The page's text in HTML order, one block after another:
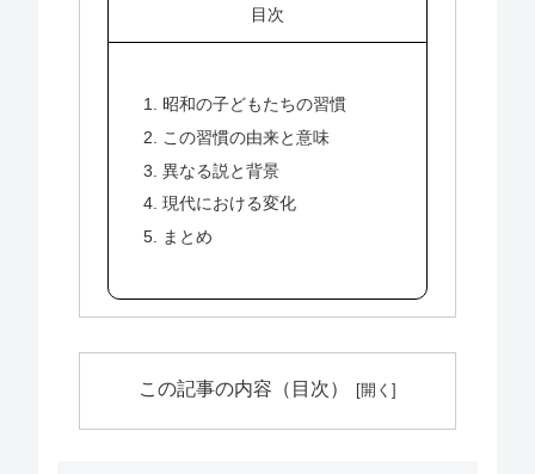
目次
1. 昭和の子どもたちの習慣
2. この習慣の由来と意味
3. 異なる説と背景
4. 現代における変化
5. まとめ
この記事の内容（目次）